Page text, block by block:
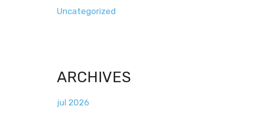
Uncategorized
ARCHIVES
jul 2026